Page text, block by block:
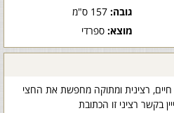
גובה:157 ס"מ
מוצא:ספרדי
רצינית ומתוקה מחפשת את החצי
בקשר רציני זו הכתובת